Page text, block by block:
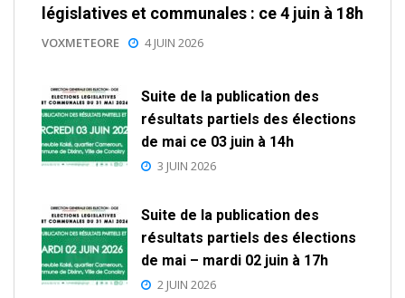
législatives et communales : ce 4 juin à 18h
VOXMETEORE 4 JUIN 2026
Suite de la publication des
résultats partiels des élections
de mai ce 03 juin à 14h
3 JUIN 2026
Suite de la publication des
résultats partiels des élections
de mai – mardi 02 juin à 17h
2 JUIN 2026